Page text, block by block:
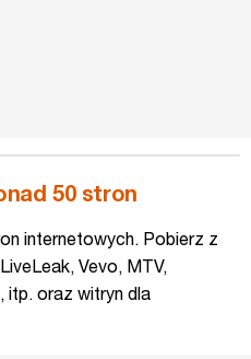
50 stron
internetowych. Pobierz z
Vevo, MTV,
itp. oraz witryn dla